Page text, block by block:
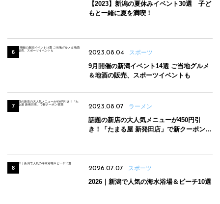
【2023】新潟の夏休みイベント30選 子ど
もと一緒に夏を満喫！
2023.08.04 スポーツ
9月開催の新潟イベント14選 ご当地グルメ
＆地酒の販売、スポーツイベントも
2023.08.07 ラーメン
話題の新店の大人気メニューが450円引
き！「たまる屋 新発田店」で新クーポン登
2026.07.07 スポーツ
2026｜新潟で人気の海水浴場＆ビーチ10選